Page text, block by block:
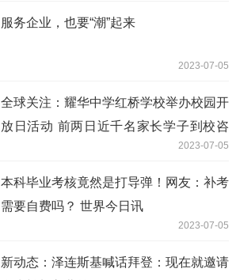
服务企业，也要“潮”起来
2023-07-05
全球关注：耀华中学红桥学校举办校园开
放日活动 前两日近千名家长学子到校咨
2023-07-05
本科毕业考核竟然是打导弹！网友：补考
需要自费吗？ 世界今日讯
2023-07-05
新动态：泽连斯基喊话拜登：现在就邀请